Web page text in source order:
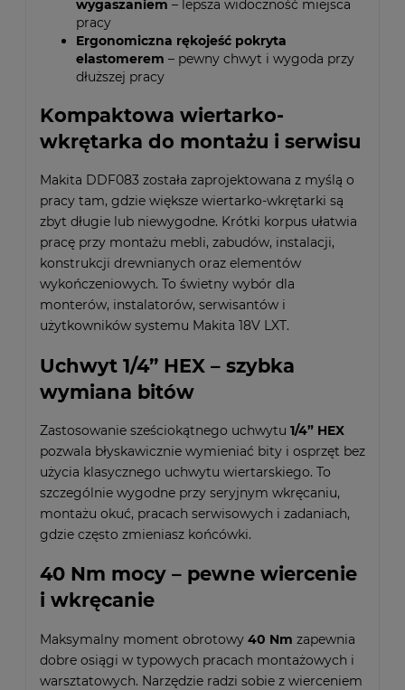
wygaszaniem – lepsza widoczność miejsca
pracy
Ergonomiczna rękojeść pokryta
elastomerem – pewny chwyt i wygoda przy
dłuższej pracy
Kompaktowa wiertarko-
wkrętarka do montażu i serwisu
Makita DDF083 została zaprojektowana z myślą o
pracy tam, gdzie większe wiertarko-wkrętarki są
zbyt długie lub niewygodne. Krótki korpus ułatwia
pracę przy montażu mebli, zabudów, instalacji,
konstrukcji drewnianych oraz elementów
wykończeniowych. To świetny wybór dla
monterów, instalatorów, serwisantów i
użytkowników systemu Makita 18V LXT.
Uchwyt 1/4” HEX – szybka
wymiana bitów
Zastosowanie sześciokątnego uchwytu 1/4” HEX
pozwala błyskawicznie wymieniać bity i osprzęt bez
użycia klasycznego uchwytu wiertarskiego. To
szczególnie wygodne przy seryjnym wkręcaniu,
montażu okuć, pracach serwisowych i zadaniach,
gdzie często zmieniasz końcówki.
40 Nm mocy – pewne wiercenie
i wkręcanie
Maksymalny moment obrotowy 40 Nm zapewnia
dobre osiągi w typowych pracach montażowych i
warsztatowych. Narzędzie radzi sobie z wierceniem